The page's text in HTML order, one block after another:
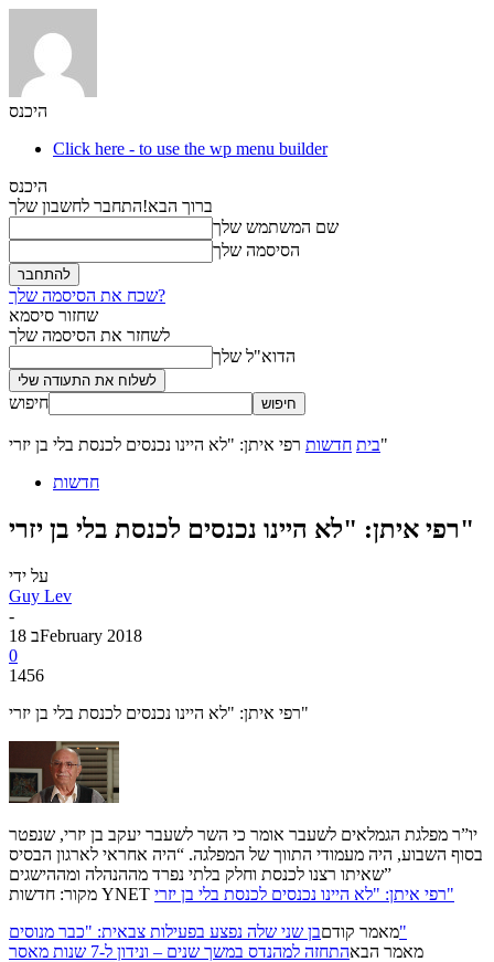
היכנס
Click here - to use the wp menu builder
היכנס
ברוך הבא!התחבר לחשבון שלך
שם המשתמש שלך
הסיסמה שלך
שכח את הסיסמה שלך?
שחזור סיסמא
לשחזר את הסיסמה שלך
הדוא"ל שלך
חיפוש
בית חדשות
רפי איתן: "לא היינו נכנסים לכנסת בלי בן יזרי"
חדשות
רפי איתן: "לא היינו נכנסים לכנסת בלי בן יזרי"
על ידי
Guy Lev
-
18 בFebruary 2018
0
1456
רפי איתן: "לא היינו נכנסים לכנסת בלי בן יזרי"
יו”ר מפלגת הגמלאים לשעבר אומר כי השר לשעבר יעקב בן יזרי, שנפטר
בסוף השבוע, היה מעמודי התווך של המפלגה. “היה אחראי לארגון הבסיס
שאיתו רצנו לכנסת וחלק בלתי נפרד מההנהלה ומההישגים”
מקור: חדשות YNET
רפי איתן: "לא היינו נכנסים לכנסת בלי בן יזרי"
מאמר קודםבן שני שלה נפצע בפעילות צבאית: "כבר מנוסים"
מאמר הבאהתחזה למהנדס במשך שנים – ונידון ל-7 שנות מאסר